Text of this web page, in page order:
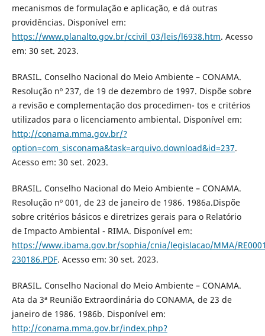
mecanismos de formulação e aplicação, e dá outras
providências. Disponível em:
https://www.planalto.gov.br/ccivil_03/leis/l6938.htm. Acesso
em: 30 set. 2023.
BRASIL. Conselho Nacional do Meio Ambiente – CONAMA.
Resolução nº 237, de 19 de dezembro de 1997. Dispõe sobre
a revisão e complementação dos procedimen- tos e critérios
utilizados para o licenciamento ambiental. Disponível em:
http://conama.mma.gov.br/?
option=com_sisconama&task=arquivo.download&id=237.
Acesso em: 30 set. 2023.
BRASIL. Conselho Nacional do Meio Ambiente – CONAMA.
Resolução nº 001, de 23 de janeiro de 1986. 1986a.Dispõe
sobre critérios básicos e diretrizes gerais para o Relatório
de Impacto Ambiental - RIMA. Disponível em:
https://www.ibama.gov.br/sophia/cnia/legislacao/MMA/
230186.PDF. Acesso em: 30 set. 2023.
BRASIL. Conselho Nacional do Meio Ambiente – CONAMA.
Ata da 3ª Reunião Extraordinária do CONAMA, de 23 de
janeiro de 1986. 1986b. Disponível em:
http://conama.mma.gov.br/index.php?